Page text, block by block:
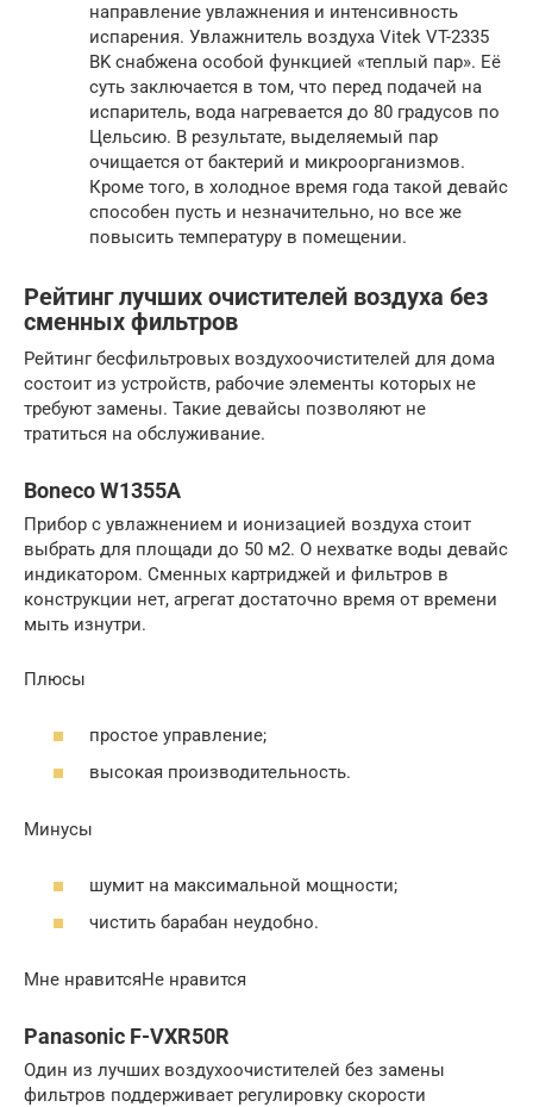
направление увлажнения и интенсивность
испарения. Увлажнитель воздуха Vitek VT-2335
BK снабжена особой функцией «теплый пар». Её
суть заключается в том, что перед подачей на
испаритель, вода нагревается до 80 градусов по
Цельсию. В результате, выделяемый пар
очищается от бактерий и микроорганизмов.
Кроме того, в холодное время года такой девайс
способен пусть и незначительно, но все же
повысить температуру в помещении.
Рейтинг лучших очистителей воздуха без
сменных фильтров
Рейтинг бесфильтровых воздухоочистителей для дома
состоит из устройств, рабочие элементы которых не
требуют замены. Такие девайсы позволяют не
тратиться на обслуживание.
Boneco W1355A
Прибор с увлажнением и ионизацией воздуха стоит
выбрать для площади до 50 м2. О нехватке воды девайс
индикатором. Сменных картриджей и фильтров в
конструкции нет, агрегат достаточно время от времени
мыть изнутри.
Плюсы
простое управление;
высокая производительность.
Минусы
шумит на максимальной мощности;
чистить барабан неудобно.
Мне нравитсяНе нравится
Panasonic F-VXR50R
Один из лучших воздухоочистителей без замены
фильтров поддерживает регулировку скорости